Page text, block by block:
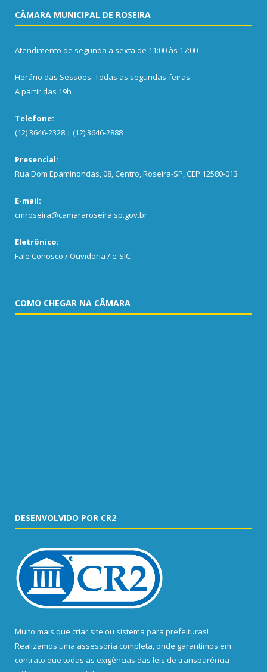
CÂMARA MUNICIPAL DE ROSEIRA
Atendimento de segunda a sexta de 11:00 às 17:00
Horário das Sessões: Todas as segundas-feiras
A partir das 19h
Telefone:
(12) 3646-2328 | (12) 3646-2888
Presencial:
Rua Dom Epaminondas, 08, Centro, Roseira-SP, CEP 12580-013
E-mail:
cmroseira@camararoseira.sp.gov.br
Eletrônico:
Fale Conosco / Ouvidoria / e-SIC
COMO CHEGAR NA CÂMARA
DESENVOLVIDO POR CR2
Muito mais que criar site ou sistema para prefeituras!
Realizamos uma assessoria completa, onde garantimos em
contrato que todas as exigências das leis de transparência